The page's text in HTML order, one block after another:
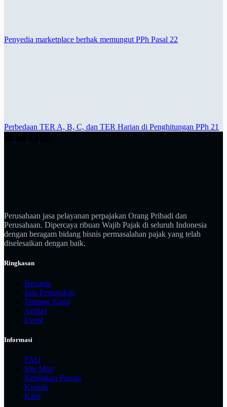
Penyedia marketplace berhak memungut PPh Pasal 22
Perbedaan TER A, B, C, dan TER Harian di Penghitungan PPh 21
Perusahaan jasa pelayanan perpajakan Orang Pribadi dan
Perusahaan. Dipercaya ribuan Wajib Pajak di seluruh Indonesia
dengan beragam bidang bisnis permasalahan pajak yang telah
diselesaikan dengan baik.
Ringkasan
Beranda
Jasa Perpajakan
Tentang Kami
Artikel
Event
Informasi
FAQ
Site Map
Kebijakan Privasi
Kontak
Karir